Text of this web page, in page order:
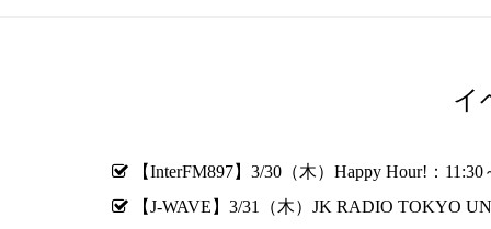
イ
【InterFM897】3/30（木）Happy Hour!：
【J-WAVE】3/31（木）JK RADIO TOKYO